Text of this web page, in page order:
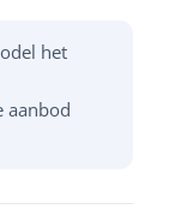
het
aanbod